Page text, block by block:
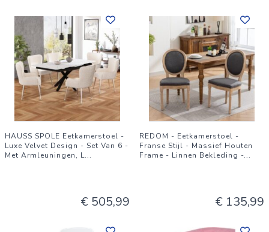
HAUSS SPOLE Eetkamerstoel -
Luxe Velvet Design - Set Van 6 -
Met Armleuningen, L...
€ 505,99
REDOM - Eetkamerstoel -
Franse Stijl - Massief Houten
Frame - Linnen Bekleding -...
€ 135,99